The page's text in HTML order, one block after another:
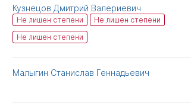
Кузнецов Дмитрий Валериевич
Не лишен степени
Не лишен степени
Не лишен степени
Малыгин Станислав Геннадьевич